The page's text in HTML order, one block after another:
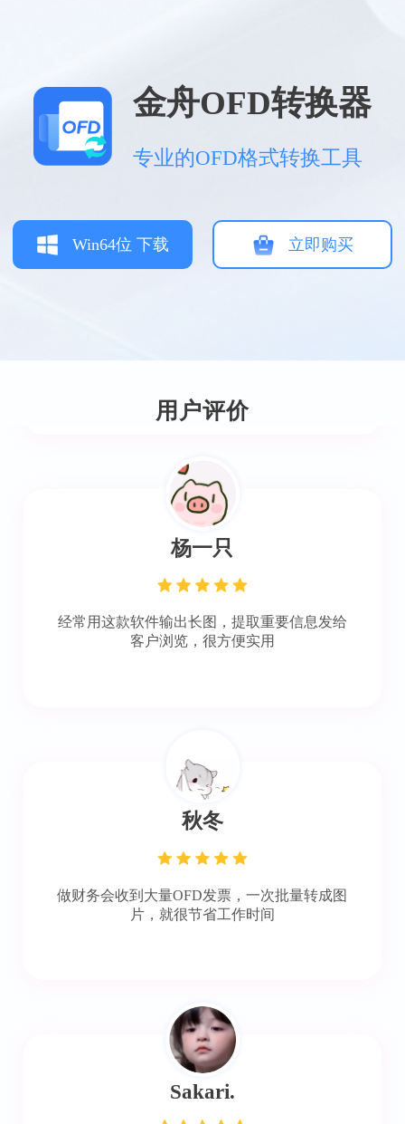
金舟OFD转换器
专业的OFD格式转换工具
Win64位 下载 立即购买
用户评价
就会用OFD转换器去转换然后发给他人
雾影
杨一只
经常用这款软件输出长图，提取重要信息发给
客户浏览，很方便实用
秋冬
做财务会收到大量OFD发票，一次批量转成图
片，就很节省工作时间
Sakari.